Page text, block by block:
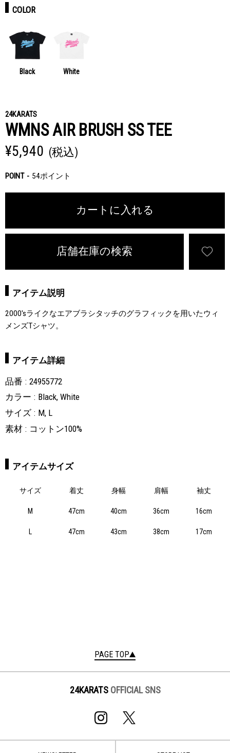
COLOR
Black White
24KARATS
WMNS AIR BRUSH SS TEE
¥5,940 (税込)
POINT 54ポイント
カートに入れる
店舗在庫の検索
アイテム説明
2000'sライクなエアブラシタッチのグラフィックを用いたウィ
メンズTシャツ。
アイテム詳細
品番
24955772
カラー
Black, White
サイズ
M, L
素材
コットン100%
アイテムサイズ
サイズ 着丈 身幅 肩幅 袖丈
M 47cm 40cm 36cm 16cm
L 47cm 43cm 38cm 17cm
PAGE TOP
24KARATS OFFICIAL SNS